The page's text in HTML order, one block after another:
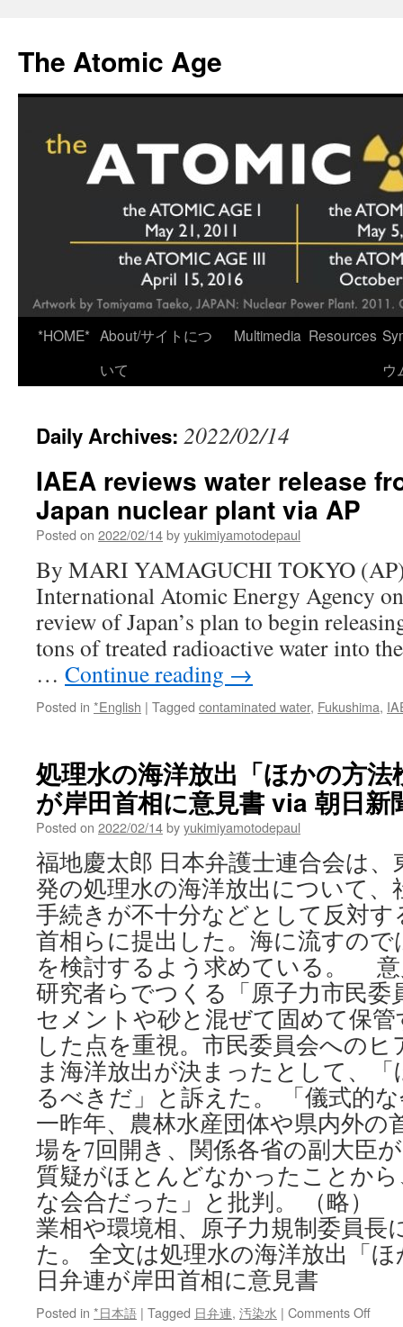
content
The Atomic Age
*HOME* About/サイトにつ
いて
Multimedia Resources
ウ
Daily Archives: 2022/02/14
IAEA reviews water release
Japan nuclear plant via AP
Posted on 2022/02/14byyukimiyamotodepaul
By MARI YAMAGUCHI TOKYO
International Atomic Energy Agency
review of Japan’s plan to begin
tons of treated radioactive water into
… Continue reading →
Posted in *English | Tagged contaminated water, Fukushima,
処理水の海洋放出「ほかの方
が岸田首相に意見書 via 朝日新
Posted on 2022/02/14byyukimiyamotodepaul
福地慶太郎 日本弁護士連合会は
発の処理水の海洋放出について、
手続きが不十分などとして反対す
首相らに提出した。海に流すの
を検討するよう求めている。 意
研究者らでつくる「原子力市民委
セメントや砂と混ぜて固めて保
した点を重視。市民委員会への
ま海洋放出が決まったとして、
るべきだ」と訴えた。 「儀式的
一昨年、農林水産団体や県内外の
場を7回開き、関係各省の副大臣
質疑がほとんどなかったことか
な会合だった」と批判。 （略）
業相や環境相、原子力規制委員長
た。 全文は処理水の海洋放出「
日弁連が岸田首相に意見書
Posted in *日本語 | Tagged 日弁連, 汚染水 | Comments Offon